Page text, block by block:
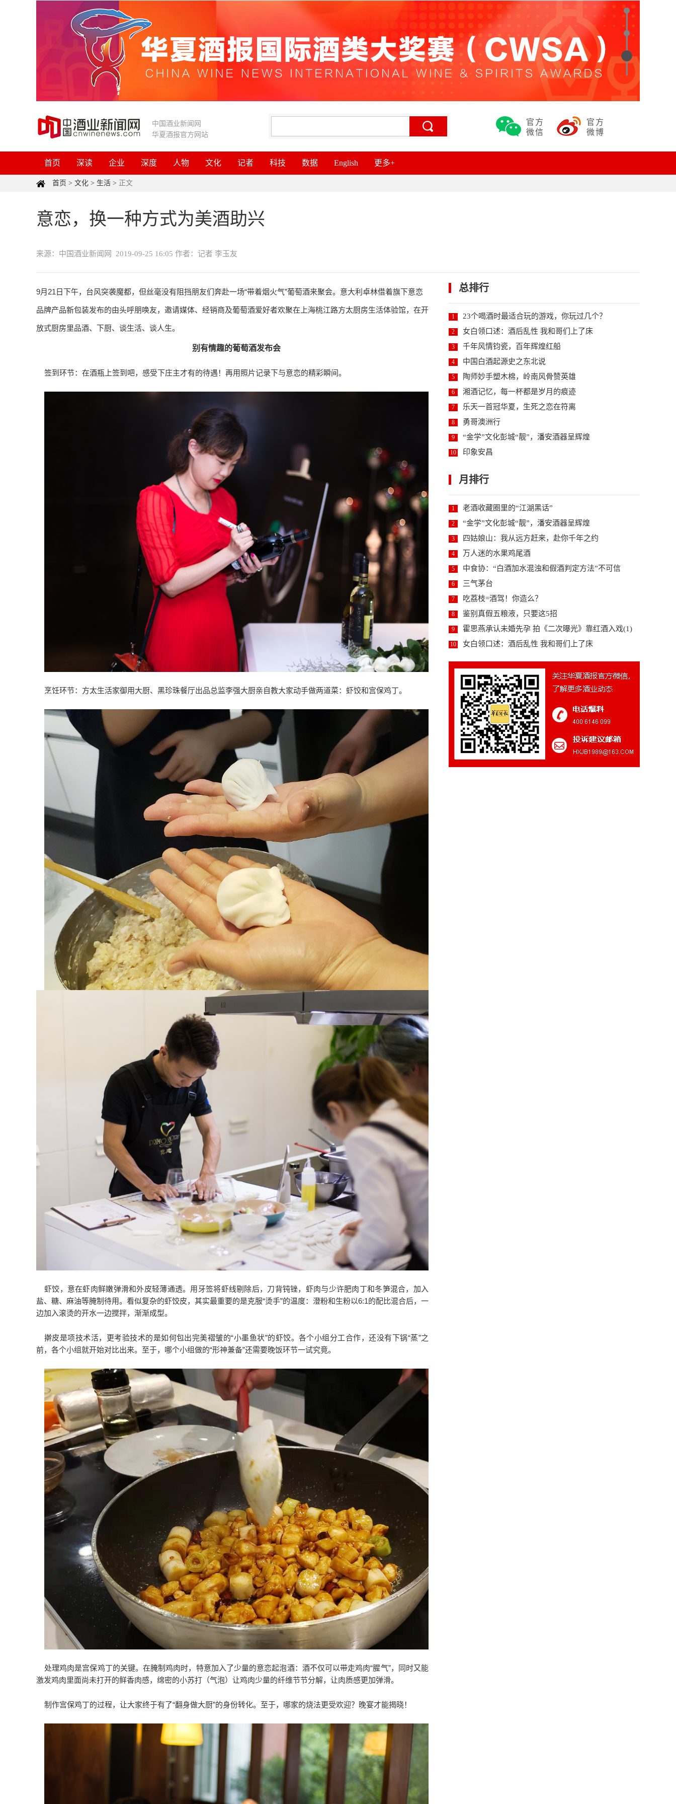
中国酒业新闻网
华夏酒报官方网站
官方
微信
官方
微博
首页 深读 企业 深度 人物 文化 记者 科技 数据 English 更多+
首页 > 文化 > 生活 > 正文
意恋，换一种方式为美酒助兴
来源：中国酒业新闻网 2019-09-25 16:05 作者：记者 李玉友
9月21日下午，台风突袭魔都，但丝毫没有阻挡朋友们奔赴一场“带着烟火气”葡萄酒来聚会。意大利卓林借着旗下意恋
品牌产品新包装发布的由头呼朋唤友，邀请媒体、经销商及葡萄酒爱好者欢聚在上海桃江路方太厨房生活体验馆，在开
放式厨房里品酒、下厨、谈生活、谈人生。
别有情趣的葡萄酒发布会
签到环节：在酒瓶上签到吧，感受下庄主才有的待遇！再用照片记录下与意恋的精彩瞬间。
烹饪环节：方太生活家御用大厨、黑珍珠餐厅出品总监李强大厨亲自教大家动手做两道菜：虾饺和宫保鸡丁。
虾饺，意在虾肉鲜嫩弹滑和外皮轻薄通透。用牙签将虾线剔除后，刀背钝锉，虾肉与少许肥肉丁和冬笋混合，加入
盐、糖、麻油等腌制待用。看似复杂的虾饺皮，其实最重要的是克服“烫手”的温度：澄粉和生粉以6:1的配比混合后，一
边加入滚烫的开水一边搅拌，渐渐成型。
擀皮是项技术活，更考验技术的是如何包出完美褶皱的“小墨鱼状”的虾饺。各个小组分工合作，还没有下锅“蒸”之
前，各个小组就开始对比出来。至于，哪个小组做的“形神兼备”还需要晚饭环节一试究竟。
处理鸡肉是宫保鸡丁的关键。在腌制鸡肉时，特意加入了少量的意恋起泡酒：酒不仅可以带走鸡肉“腥气”，同时又能
激发鸡肉里面尚未打开的鲜香肉感，绵密的小苏打（气泡）让鸡肉少量的纤维节节分解，让肉质感更加弹滑。
制作宫保鸡丁的过程，让大家终于有了“翻身做大厨”的身份转化。至于，哪家的烧法更受欢迎？晚宴才能揭晓！
总排行
1 23个喝酒时最适合玩的游戏，你玩过几个？
2 女白领口述：酒后乱性 我和哥们上了床
3 千年风情钧瓷，百年辉煌红船
4 中国白酒起源史之东北说
5 陶师妙手塑木棉，岭南风骨赞英雄
6 湘酒记忆，每一杯都是岁月的痕迹
7 乐天一首冠华夏，生死之恋在符离
8 勇哥澳洲行
9 “金学”文化彭城“靓”，潘安酒器呈辉煌
10 印象安昌
月排行
1 老酒收藏圈里的“江湖黑话”
2 “金学”文化彭城“靓”，潘安酒器呈辉煌
3 四姑娘山：我从远方赶来，赴你千年之约
4 万人迷的水果鸡尾酒
5 中食协：“白酒加水混浊和假酒判定方法”不可信
6 三气茅台
7 吃荔枝=酒驾！你造么？
8 鉴别真假五粮液，只要这5招
9 霍思燕承认未婚先孕 拍《二次曝光》靠红酒入戏(1)
10 女白领口述：酒后乱性 我和哥们上了床